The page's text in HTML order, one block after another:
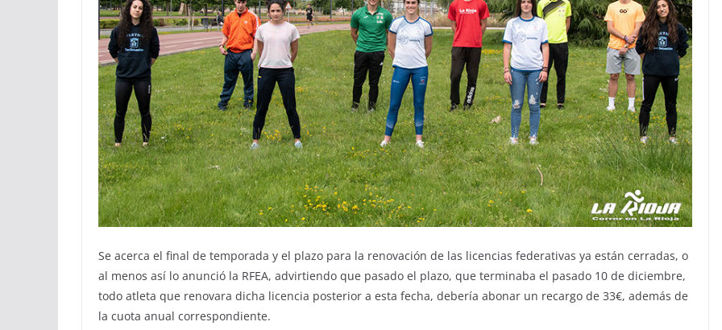
Se acerca el final de temporada y el plazo para la renovación de las licencias federativas ya están cerradas, o
al menos así lo anunció la RFEA, advirtiendo que pasado el plazo, que terminaba el pasado 10 de diciembre,
todo atleta que renovara dicha licencia posterior a esta fecha, debería abonar un recargo de 33€, además de
la cuota anual correspondiente.